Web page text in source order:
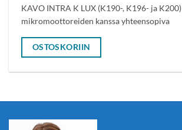
KAVO INTRA K LUX (K190-, K196- ja K200)
mikromoottoreiden kanssa yhteensopiva
OSTOSKORIIN